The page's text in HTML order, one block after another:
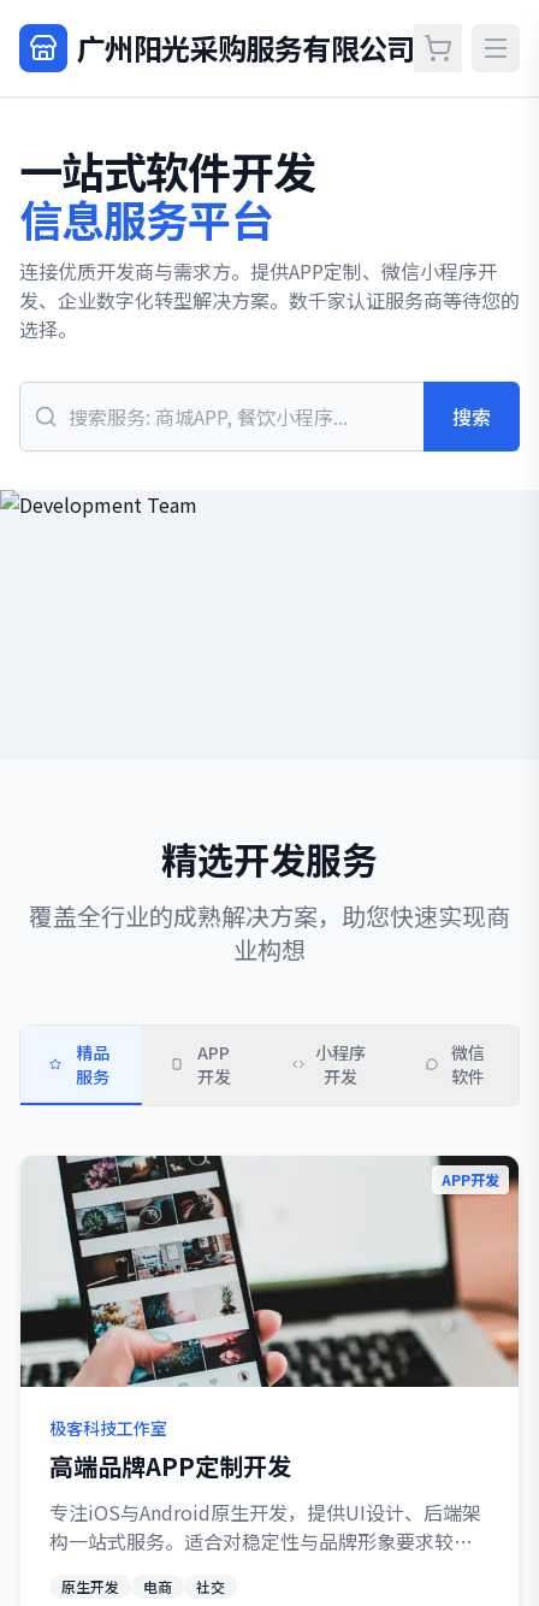
广州阳光采购服务有限公司
一站式软件开发
信息服务平台
连接优质开发商与需求方。提供APP定制、微信小程序开
发、企业数字化转型解决方案。数千家认证服务商等待您的
选择。
搜索
精选开发服务
覆盖全行业的成熟解决方案，助您快速实现商
业构想
精品
服务
APP
开发
小程序
开发
微信
软件
APP开发
极客科技工作室
高端品牌APP定制开发
专注iOS与Android原生开发，提供UI设计、后端架
构一站式服务。适合对稳定性与品牌形象要求较高
原生开发 电商 社交